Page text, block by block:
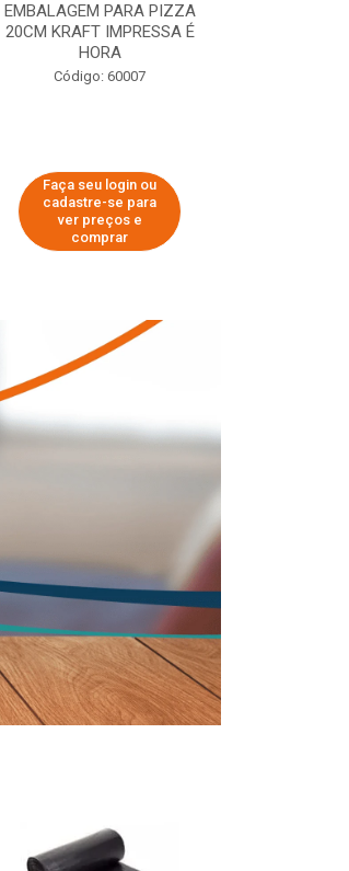
EMBALAGEM PARA PIZZA
20CM KRAFT IMPRESSA É
HORA
Código: 60007
Faça seu login ou
cadastre-se para
ver preços e
comprar